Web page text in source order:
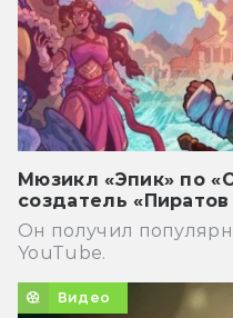
Мюзикл «Эпик» по
создатель
Он получил
YouTube.
Видео